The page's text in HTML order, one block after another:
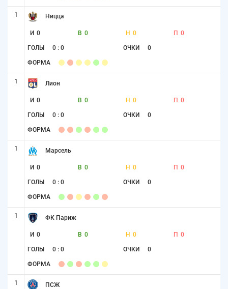
1 Ницца
И 0 В 0 Н 0 П 0
ГОЛЫ 0 : 0 ОЧКИ 0
ФОРМА
1 Лион
И 0 В 0 Н 0 П 0
ГОЛЫ 0 : 0 ОЧКИ 0
ФОРМА
1 Марсель
И 0 В 0 Н 0 П 0
ГОЛЫ 0 : 0 ОЧКИ 0
ФОРМА
1 ФК Париж
И 0 В 0 Н 0 П 0
ГОЛЫ 0 : 0 ОЧКИ 0
ФОРМА
1 ПСЖ